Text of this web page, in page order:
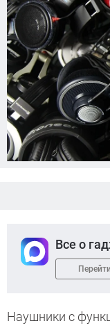
Все о
Перейти
Наушники с